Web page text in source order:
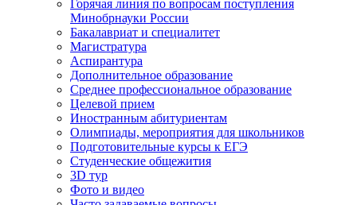
Горячая линия по вопросам поступления
Минобрнауки России
Бакалавриат и специалитет
Магистратура
Аспирантура
Дополнительное образование
Среднее профессиональное образование
Целевой прием
Иностранным абитуриентам
Олимпиады, мероприятия для школьников
Подготовительные курсы к ЕГЭ
Студенческие общежития
3D тур
Фото и видео